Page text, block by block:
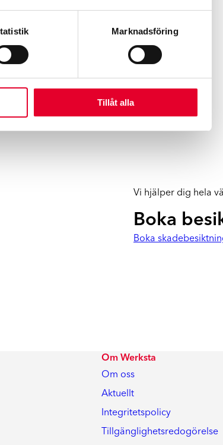
Marknadsföring
Tillåt alla
Vi hjälper dig hela
Boka
Boka
Om Werksta
Om oss
Aktuellt
Integritetspolicy
Tillgänglighetsredogörelse